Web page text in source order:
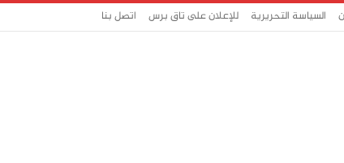
السياسة التحريرية للإعلان على تاق برس اتصل بنا